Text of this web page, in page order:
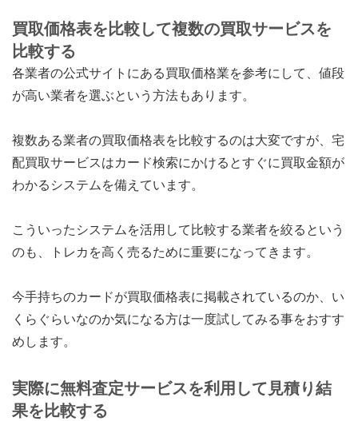
買取価格表を比較して複数の買取サービスを
比較する
各業者の公式サイトにある買取価格業を参考にして、値段
が高い業者を選ぶという方法もあります。
複数ある業者の買取価格表を比較するのは大変ですが、宅
配買取サービスはカード検索にかけるとすぐに買取金額が
わかるシステムを備えています。
こういったシステムを活用して比較する業者を絞るという
のも、トレカを高く売るために重要になってきます。
今手持ちのカードが買取価格表に掲載されているのか、い
くらぐらいなのか気になる方は一度試してみる事をおすす
めします。
実際に無料査定サービスを利用して見積り結
果を比較する